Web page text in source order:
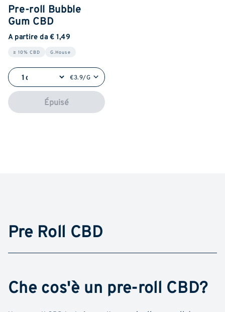
Pre-roll Bubble
Gum CBD
A partire da € 1,49
≥ 10% CBD G.House
€3.9/G
Épuisé
Pre Roll CBD
Che cos'è un pre-roll CBD?